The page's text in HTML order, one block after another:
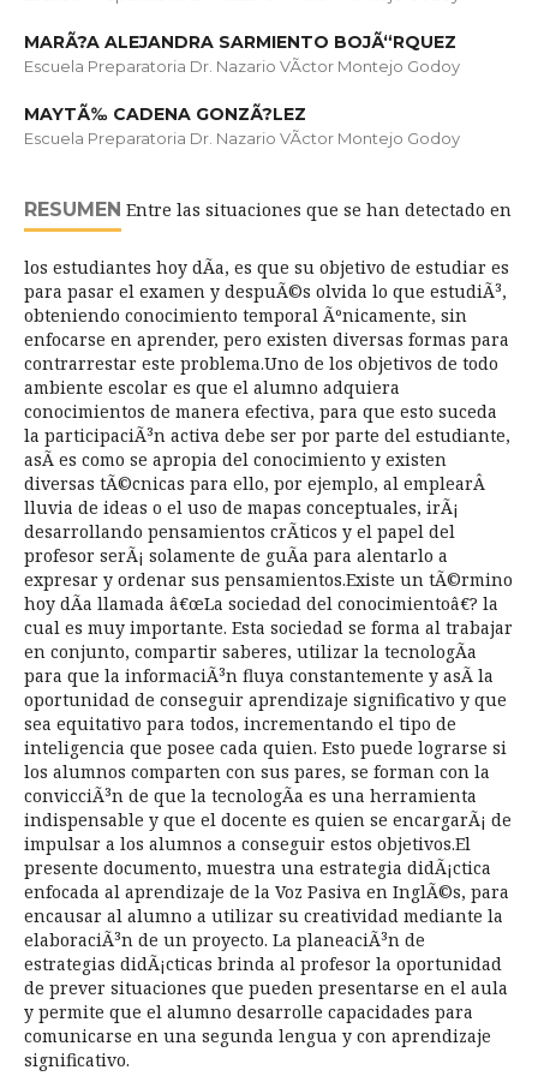
MARÃ?A ALEJANDRA SARMIENTO BOJÃ“RQUEZ
Escuela Preparatoria Dr. Nazario VÃ­ctor Montejo Godoy
MAYTÃ‰ CADENA GONZÃ?LEZ
Escuela Preparatoria Dr. Nazario VÃ­ctor Montejo Godoy
RESUMEN Entre las situaciones que se han detectado en
los estudiantes hoy dÃ­a, es que su objetivo de estudiar es
para pasar el examen y despuÃ©s olvida lo que estudiÃ³,
obteniendo conocimiento temporal Ãºnicamente, sin
enfocarse en aprender, pero existen diversas formas para
contrarrestar este problema.Uno de los objetivos de todo
ambiente escolar es que el alumno adquiera
conocimientos de manera efectiva, para que esto suceda
la participaciÃ³n activa debe ser por parte del estudiante,
asÃ­ es como se apropia del conocimiento y existen
diversas tÃ©cnicas para ello, por ejemplo, al emplearÂ
lluvia de ideas o el uso de mapas conceptuales, irÃ¡
desarrollando pensamientos crÃ­ticos y el papel del
profesor serÃ¡ solamente de guÃ­a para alentarlo a
expresar y ordenar sus pensamientos.Existe un tÃ©rmino
hoy dÃ­a llamada â€œLa sociedad del conocimientoâ€? la
cual es muy importante. Esta sociedad se forma al trabajar
en conjunto, compartir saberes, utilizar la tecnologÃ­a
para que la informaciÃ³n fluya constantemente y asÃ­ la
oportunidad de conseguir aprendizaje significativo y que
sea equitativo para todos, incrementando el tipo de
inteligencia que posee cada quien. Esto puede lograrse si
los alumnos comparten con sus pares, se forman con la
convicciÃ³n de que la tecnologÃ­a es una herramienta
indispensable y que el docente es quien se encargarÃ¡ de
impulsar a los alumnos a conseguir estos objetivos.El
presente documento, muestra una estrategia didÃ¡ctica
enfocada al aprendizaje de la Voz Pasiva en InglÃ©s, para
encausar al alumno a utilizar su creatividad mediante la
elaboraciÃ³n de un proyecto. La planeaciÃ³n de
estrategias didÃ¡cticas brinda al profesor la oportunidad
de prever situaciones que pueden presentarse en el aula
y permite que el alumno desarrolle capacidades para
comunicarse en una segunda lengua y con aprendizaje
significativo.